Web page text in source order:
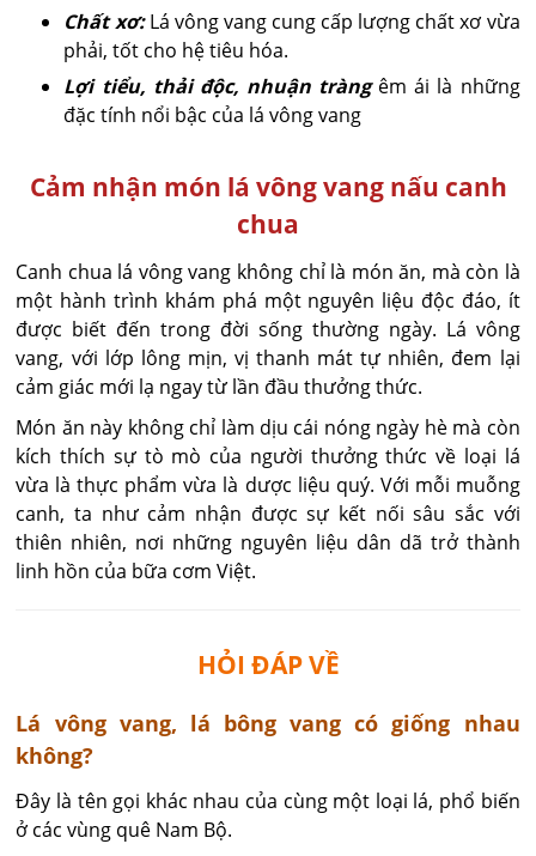
Chất xơ:Lá vông vang cung cấp lượng chất xơ vừa
phải, tốt cho hệ tiêu hóa.
Lợi tiểu, thải độc, nhuận tràngêm ái là những
đặc tính nổi bậc của lá vông vang
Cảm nhận món lá vông vang nấu canh
chua
Canh chua lá vông vang không chỉ là món ăn, mà còn là
một hành trình khám phá một nguyên liệu độc đáo, ít
được biết đến trong đời sống thường ngày. Lá vông
vang, với lớp lông mịn, vị thanh mát tự nhiên, đem lại
cảm giác mới lạ ngay từ lần đầu thưởng thức.
Món ăn này không chỉ làm dịu cái nóng ngày hè mà còn
kích thích sự tò mò của người thưởng thức về loại lá
vừa là thực phẩm vừa là dược liệu quý. Với mỗi muỗng
canh, ta như cảm nhận được sự kết nối sâu sắc với
thiên nhiên, nơi những nguyên liệu dân dã trở thành
linh hồn của bữa cơm Việt.
HỎI ĐÁP VỀ
​Lá vông vang, lá bông vang có giống nhau
không?
Đây là tên gọi khác nhau của cùng một loại lá, phổ biến
ở các vùng quê Nam Bộ.